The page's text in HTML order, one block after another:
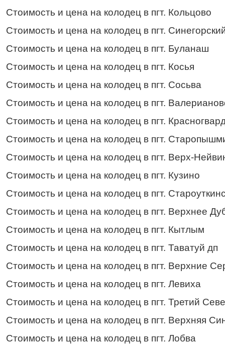
Стоимость и цена на колодец в пгт. Кольцово
Стоимость и цена на колодец в пгт.
Стоимость и цена на колодец в пгт. Буланаш
Стоимость и цена на колодец в пгт. Косья
Стоимость и цена на колодец в пгт. Сосьва
Стоимость и цена на колодец в пгт.
Стоимость и цена на колодец в пгт.
Стоимость и цена на колодец в пгт.
Стоимость и цена на колодец в пгт. Верх-
Стоимость и цена на колодец в пгт. Кузино
Стоимость и цена на колодец в пгт.
Стоимость и цена на колодец в пгт. Верхнее
Стоимость и цена на колодец в пгт. Кытлым
Стоимость и цена на колодец в пгт. Таватуй дп
Стоимость и цена на колодец в пгт. Верхние
Стоимость и цена на колодец в пгт. Левиха
Стоимость и цена на колодец в пгт. Третий
Стоимость и цена на колодец в пгт. Верхняя
Стоимость и цена на колодец в пгт. Лобва